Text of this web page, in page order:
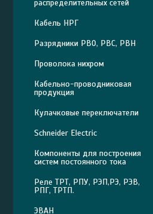
распределительных сетей
Кабель НРГ
Разрядники РВО, РВС, РВН
Проволока нихром
Кабельно-проводниковая
продукция
Кулачковые переключатели
Schneider Electric
Компоненты для построения
систем постоянного тока
Реле ТРТ, РПУ, РЭП,РЭ, РЭВ,
РПГ, ТРТП.
ЭВАН